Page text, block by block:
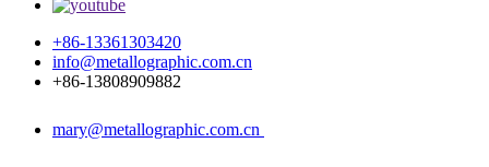
+86-13361303420
info@metallographic.com.cn
+86-13808909882
mary@metallographic.com.cn